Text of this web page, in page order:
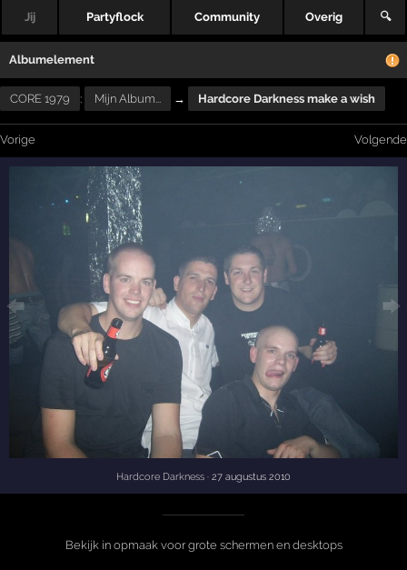
Jij Partyflock Community Overig 🔍
Albumelement
CORE 1979 : Mijn Album... → Hardcore Darkness make a wish
Vorige Volgende
Hardcore Darkness · 27 augustus 2010
Bekijk in opmaak voor grote schermen en desktops